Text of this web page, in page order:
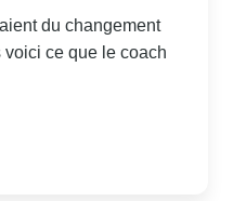
du changement
ce que le coach